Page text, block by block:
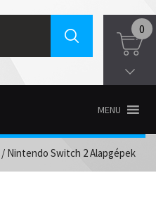
0
MENU
/ Nintendo Switch 2 Alapgépek